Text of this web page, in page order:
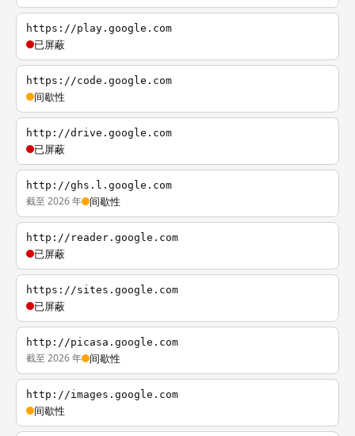
https://play.google.com
已屏蔽
https://code.google.com
间歇性
http://drive.google.com
已屏蔽
http://ghs.l.google.com
截至 2026 年 间歇性
http://reader.google.com
已屏蔽
https://sites.google.com
已屏蔽
http://picasa.google.com
截至 2026 年 间歇性
http://images.google.com
间歇性